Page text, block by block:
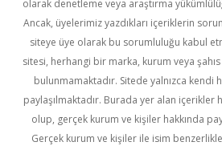
olarak denetleme veya araştırma
Ancak, üyelerimiz yazdıkları içeriklerin
siteye üye olarak bu sorumluluğu kabul
sitesi, herhangi bir marka, kurum veya
bulunmamaktadır. Sitede yalnızca kendi
paylaşılmaktadır. Burada yer alan içerikler
olup, gerçek kurum ve kişiler hakkında
Gerçek kurum ve kişiler ile isim